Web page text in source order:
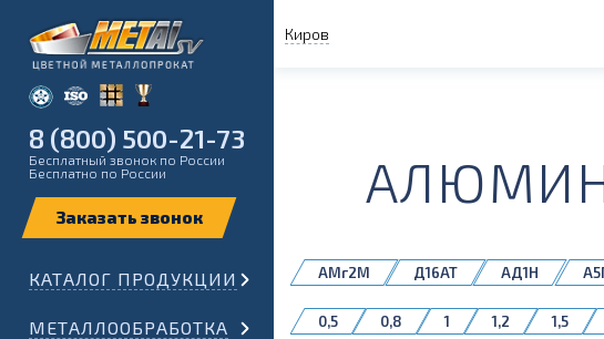
Киров
8 (800) 500-21-73
Бесплатный звонок по России
Бесплатно по России
КАТАЛОГ ПРОДУКЦИИ
МЕТАЛЛООБРАБОТКА
АМг2М Д16АТ АД1Н
0,5 0,8 1 1,2 1,5